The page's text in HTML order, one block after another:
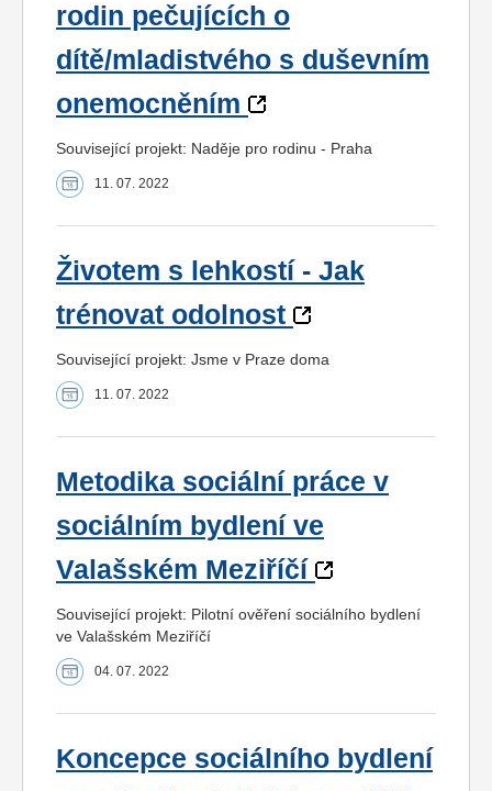
rodin pečujících o
dítě/mladistvého s duševním
onemocněním
Související projekt: Naděje pro rodinu - Praha
11. 07. 2022
Životem s lehkostí - Jak
trénovat odolnost
Související projekt: Jsme v Praze doma
11. 07. 2022
Metodika sociální práce v
sociálním bydlení ve
Valašském Meziříčí
Související projekt: Pilotní ověření sociálního bydlení
ve Valašském Meziříčí
04. 07. 2022
Koncepce sociálního bydlení